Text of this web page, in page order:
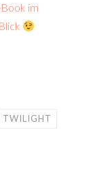
im
TWILIGHT